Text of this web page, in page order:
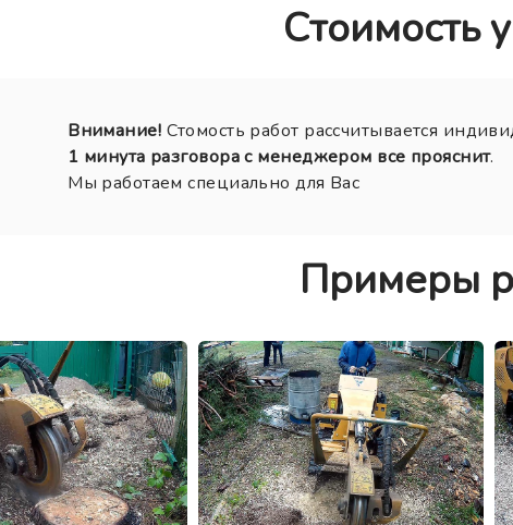
Стоимость
Внимание! Стомость работ рассчитывается
1 минута разговора с менеджером все прояснит.
Мы работаем специально для Вас
Примеры